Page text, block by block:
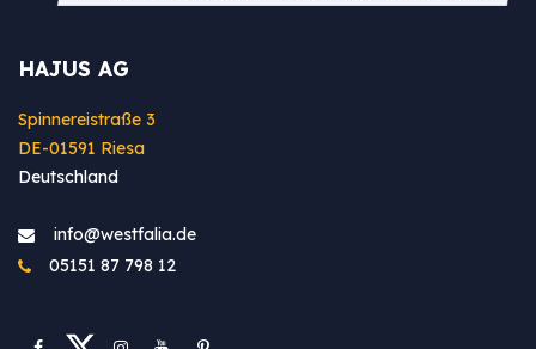
HAJUS AG
Spinnereistraße 3
DE-01591 Riesa
Deutschland
info@westfa​lia.de
05151 87 798 12